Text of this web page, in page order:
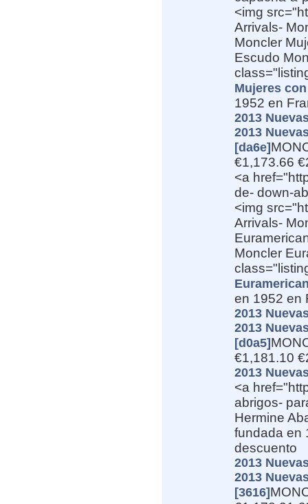
<img
Arrivals-
Moncler
Escudo
Mujeres
1952 en
2013
2013
[da6e]
€1,173.66
<a
de- down-
<img
Arrivals-
Moncler
en 1952 en
2013
2013
[d0a5]
€1,181.10
2013
<a
abrigos-
Hermine
fundada en
descuento
2013
2013
[3616]